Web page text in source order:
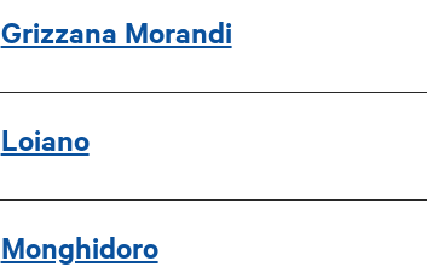
Grizzana Morandi
Loiano
Monghidoro